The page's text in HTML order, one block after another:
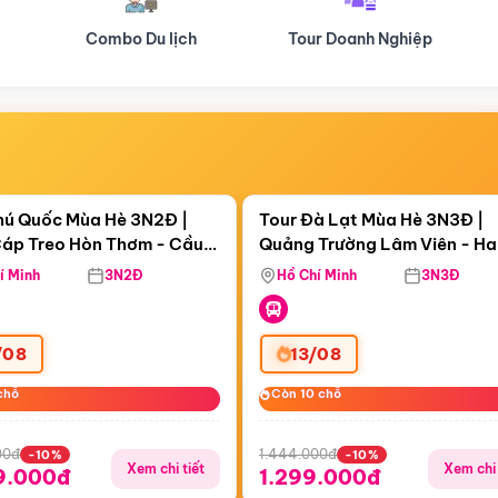
Tour Doanh Nghiệp Du lịch Hành Hương
15:54:58
Treo Hòn Thơm
Quốc Mùa Hè 3N2Đ |
Treo Hòn Thơm - Cầu
Viên Nước Aquatopia
Minh 3N2Đ
-10%
Xem chi tiết
Còn05 ngày 15:54:58
Tour Đà Lạt Mùa Hè 3N3Đ |
Quảng Trường Lâm Viên -
Hill - Puppy Farm
Hồ Chí Minh 3N3Đ
13/08
Còn 10 chỗ
Còn 10 chỗ
1.444.000đ -10%
1.299.000đ Xem